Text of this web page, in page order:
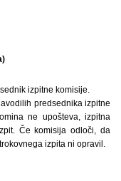
izpitne komisije.
predsednika izpitne
ne upošteva, izpitna
Če komisija odloči, da
izpita ni opravil.